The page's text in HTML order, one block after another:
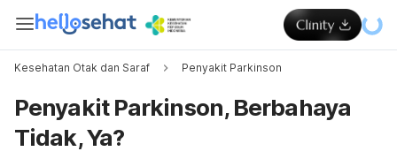
Kesehatan Otak dan Saraf Penyakit Parkinson
Penyakit Parkinson, Berbahaya
Tidak, Ya?